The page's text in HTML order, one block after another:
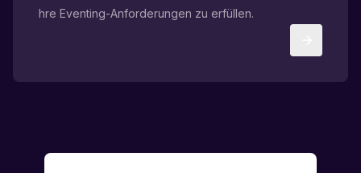
hre Eventing-Anforderungen zu erfüllen.